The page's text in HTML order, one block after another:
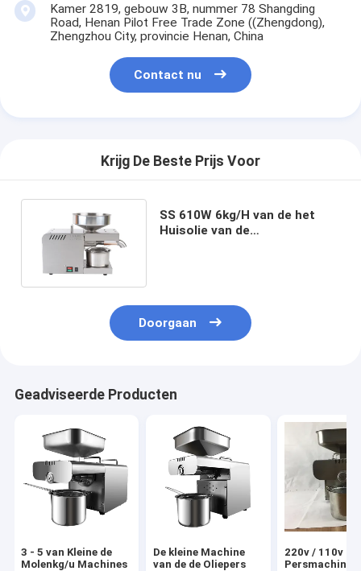
Kamer 2819, gebouw 3B, nummer 78 Shangding
Road, Henan Pilot Free Trade Zone ((Zhengdong),
Zhengzhou City, provincie Henan, China
Contact nu
Krijg De Beste Prijs Voor
SS 610W 6kg/H van de het
Huisolie van de
Doorgaan
Geadviseerde Producten
3 - 5 van Kleine de
Molenkg/u Machines
De kleine Machine
van de de Oliepers
220v / 110v de
Persmachine